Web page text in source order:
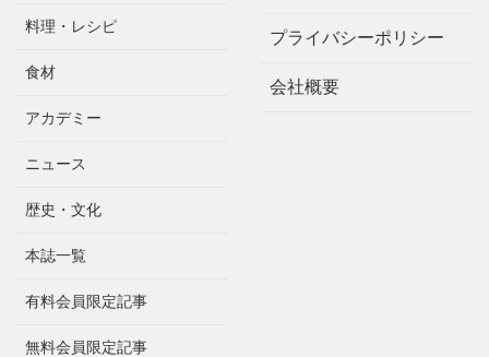
料理・レシピ
食材
アカデミー
ニュース
歴史・文化
本誌一覧
有料会員限定記事
無料会員限定記事
プライバシーポリシー
会社概要